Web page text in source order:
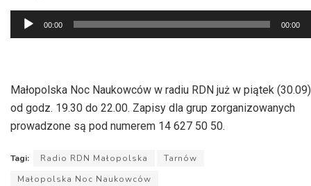
Odtwarzacz
plików
00:00 00:00
Małopolska Noc Naukowców w radiu RDN już w piątek (30.09)
od godz. 19.30 do 22.00. Zapisy dla grup zorganizowanych
prowadzone są pod numerem 14 627 50 50.
Tagi: Radio RDN Małopolska
Tarnów
Małopolska Noc Naukowców